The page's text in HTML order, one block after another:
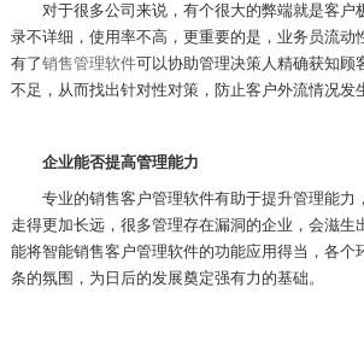
对于很多公司来说，有个很大的弊端就是客户
录不详细，使用率不高，更重要的是，业务员流动
有了销售管理软件可以协助管理决策人精确获知顾
不足，从而找出针对性对策，防止客户外流情况发
企业能否提高管理能力
专业的销售客户管理软件有助于提升管理能力
走得更加长远，很多管理存在漏洞的企业，会滋生
能将智能销售客户管理软件的功能应用得当，各个
条的氛围，为日后的发展奠定强有力的基础。